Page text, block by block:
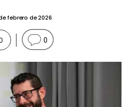
febrero de 2026
0